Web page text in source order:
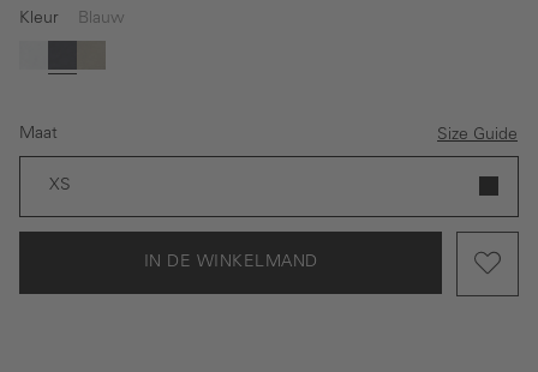
Kleur Blauw
WitBlauw
Olijf
Maat Size Guide
XS
IN DE WINKELMAND